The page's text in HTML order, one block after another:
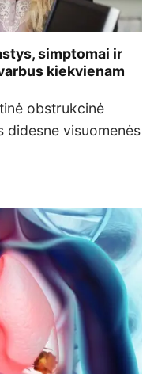
simptomai ir
kiekvienam
obstrukcinė
didesne visuomenės